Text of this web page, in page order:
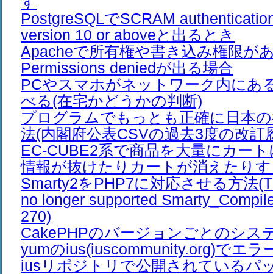
PostgreSQLでSCRAM
version 10 or aboveと出るとき
Apacheで所有権や書き込み権限が
Permissions deniedが出る場合
PCやスマホがネットワーク内にあ
べる(在宅かどうかの判断)
プログラムでもっとも正確に日本
法(内閣府公表CSVの過去3度の改訂
EC-CUBE2系で商品を大量にカー
情報が抜けたりカートが消えたり
Smarty2をPHP7に対応させる方法
no longer supported
270)
CakePHPのバージョンごとのシス
yumのius(iuscommunity.org)でエラ
iusリポジトリで公開されているパ